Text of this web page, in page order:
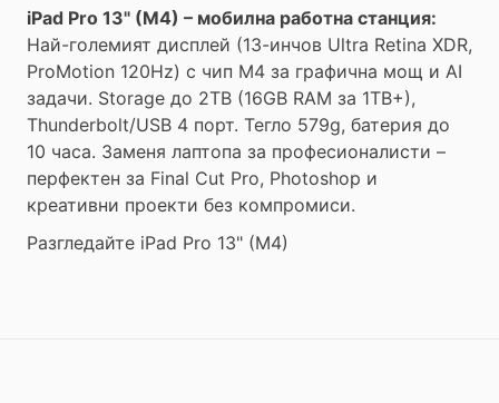
iPad Pro 13" (M4) – мобилна работна станция:
Най-големият дисплей (13-инчов Ultra Retina XDR,
ProMotion 120Hz) с чип M4 за графична мощ и AI
задачи. Storage до 2TB (16GB RAM за 1TB+),
Thunderbolt/USB 4 порт. Тегло 579g, батерия до
10 часа. Заменя лаптопа за професионалисти –
перфектен за Final Cut Pro, Photoshop и
креативни проекти без компромиси.
Разгледайте iPad Pro 13" (M4)